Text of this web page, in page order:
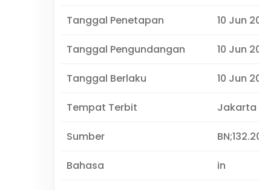
Tanggal Penetapan 10 Jun
Tanggal Pengundangan 10 Jun
Tanggal Berlaku 10 Jun
Tempat Terbit Jakarta
Sumber
Bahasa in